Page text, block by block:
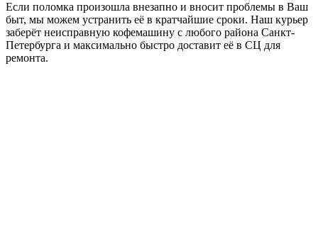
Если поломка произошла внезапно и вносит проблемы в Ваш
быт, мы можем устранить её в кратчайшие сроки. Наш курьер
заберёт неисправную кофемашину с любого района Санкт-
Петербурга и максимально быстро доставит её в СЦ для
ремонта.